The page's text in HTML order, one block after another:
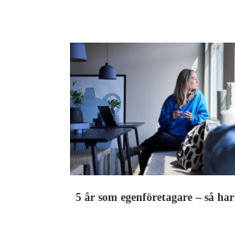
5 år som egenföretagare – så